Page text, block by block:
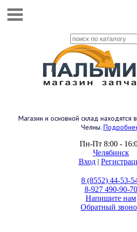
Магазин и основной склад
Челны.
Пн-Пт 8:00 -
Челябинск
Вход|
8 (8552) 44-53-
8-927 490-90-70
Напишите нам
Обратный